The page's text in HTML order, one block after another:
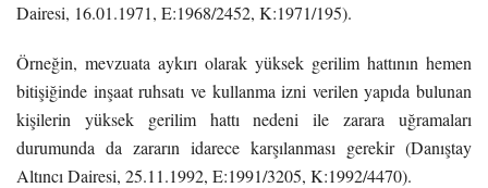
Dairesi, 16.01.1971, E:1968/2452, K:1971/195).
Örneğin, mevzuata aykırı olarak yüksek gerilim hattının hemen
bitişiğinde inşaat ruhsatı ve kullanma izni verilen yapıda bulunan
kişilerin yüksek gerilim hattı nedeni ile zarara uğramaları
durumunda da zararın idarece karşılanması gerekir (Danıştay
Altıncı Dairesi, 25.11.1992, E:1991/3205, K:1992/4470).